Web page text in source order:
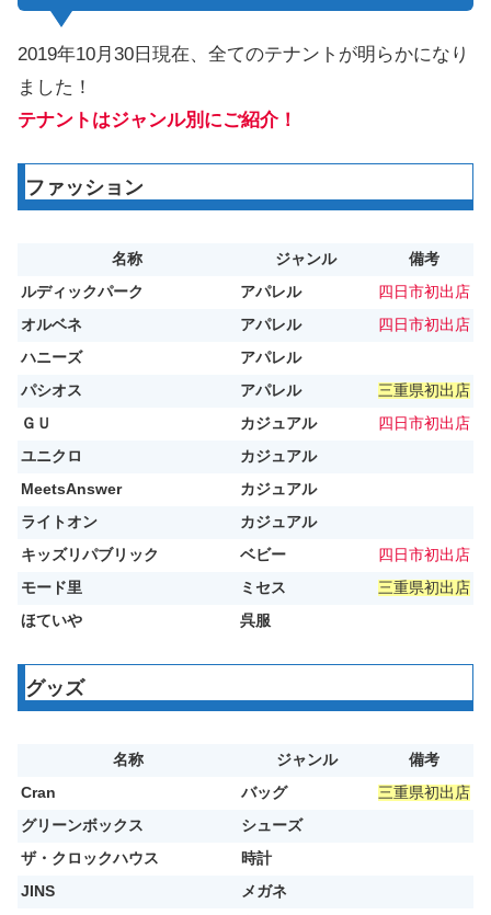
2019年10月30日現在、全てのテナントが明らかになり
ました！
テナントはジャンル別にご紹介！
ファッション
名称 ジャンル
備考
ルディックパーク
アパレル
四日市初出店
オルベネ
アパレル
四日市初出店
ハニーズ
アパレル
パシオス
アパレル
三重県初出店
ＧＵ
カジュアル
四日市初出店
ユニクロ
カジュアル
MeetsAnswer
カジュアル
ライトオン
カジュアル
キッズリパブリック
ベビー
四日市初出店
モード里
ミセス
三重県初出店
ほていや
呉服
グッズ
名称 ジャンル
備考
Cran
バッグ
三重県初出店
グリーンボックス
シューズ
ザ・クロックハウス
時計
JINS
メガネ